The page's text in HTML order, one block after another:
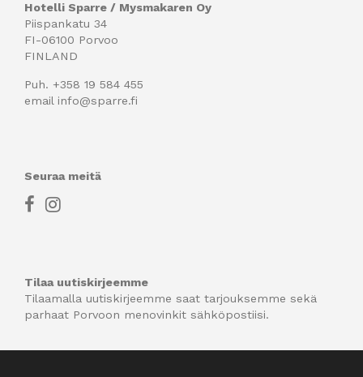
Hotelli Sparre / Mysmakaren Oy
Piispankatu 34
FI-06100 Porvoo
FINLAND
Puh. +358 19 584 455
email info@sparre.fi
Seuraa meitä
Tilaa uutiskirjeemme
Tilaamalla uutiskirjeemme saat tarjouksemme sekä
parhaat Porvoon menovinkit sähköpostiisi.